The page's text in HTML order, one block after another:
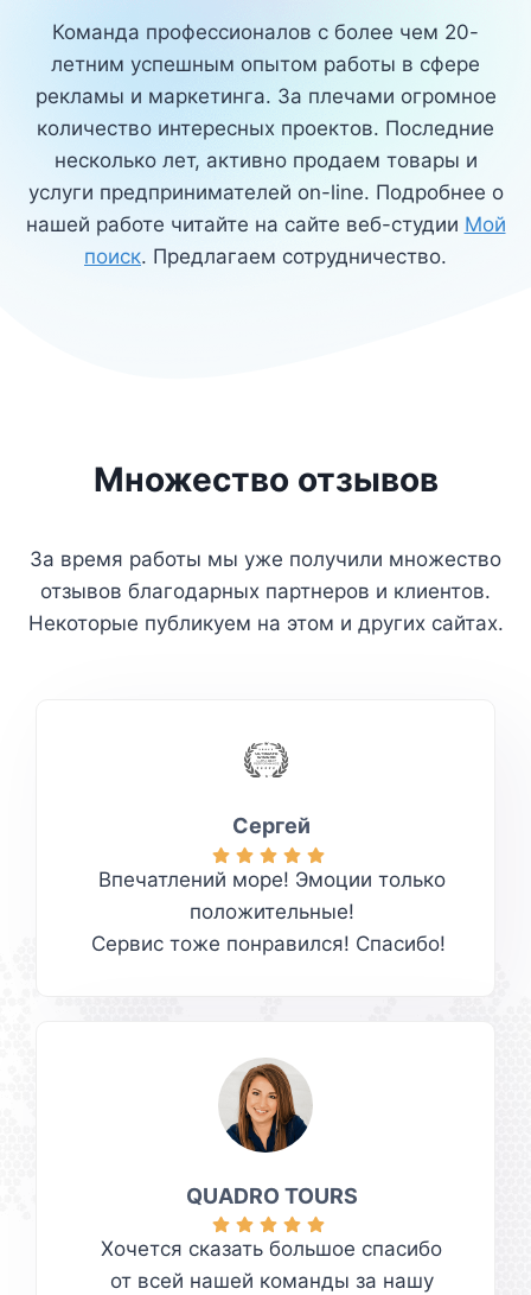
Команда профессионалов с более чем 20-
летним успешным опытом работы в сфере
рекламы и маркетинга. За плечами огромное
количество интересных проектов. Последние
несколько лет, активно продаем товары и
услуги предпринимателей on-line. Подробнее о
нашей работе читайте на сайте веб-студии Мой
поиск. Предлагаем сотрудничество.
Множество отзывов
За время работы мы уже получили множество
отзывов благодарных партнеров и клиентов.
Некоторые публикуем на этом и других сайтах.
Сергей
Впечатлений море! Эмоции только
положительные!
Сервис тоже понравился! Спасибо!
QUADRO TOURS
Хочется сказать большое спасибо
от всей нашей команды за нашу